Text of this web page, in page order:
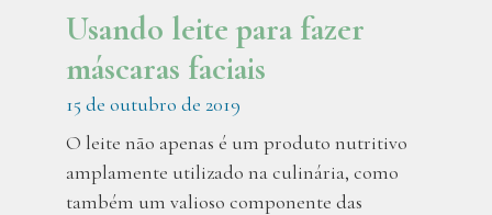
Usando leite para fazer
máscaras faciais
15 de outubro de 2019
O leite não apenas é um produto nutritivo
amplamente utilizado na culinária, como
também um valioso componente das